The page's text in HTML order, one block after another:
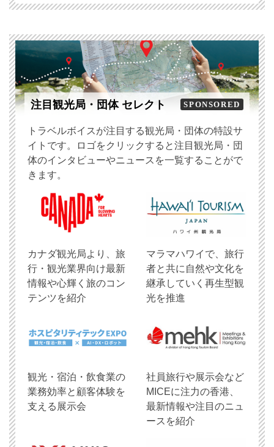
注目観光局・団体 セレクト SPONSORED
トラベルボイスが注目する観光局・団体の特設サ
イトです。ロゴをクリックすると注目観光局・団
体のインタビューやニュースを一覧することがで
きます。
​カナダ観光局より、旅
行・観光業界向け最新
情報や心輝く旅のコン
テンツを紹介
マラマハワイで、旅行
者と共に自然や文化を
継承していく再生型観
光を推進
観光・宿泊・飲食業の
業務効率と顧客体験を
支える展示会
社員旅行や展示会など
MICEに注力の香港、
最新情報や注目のニュ
ースを紹介